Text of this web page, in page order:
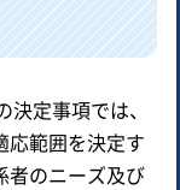
定事項では、
応範囲を決定す
者のニーズ及び